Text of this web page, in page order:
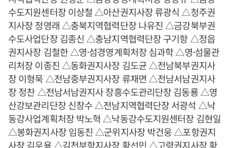
수도지원센터장 이상철 △아산권지사장 류광식 △청주권
지사장 정영래 △충북지역협력단장 나유진 △금강북부권
수도사업단장 김종신 △충남지역협력단장 구기항 △정읍
권지사장 김철한 △영·섬경영계획처장 심과학 △영·섬물관
리처장 이종진 △동화권지사장 김도균 △전남북부권지사
장 이형묵 △전남중부권지사장 류재면 △전남서남권지사
장 정찬 △전남서남권지사 장흥수도관리단장 김동룡 △영
산강보관리단장 신창수 △전남지역협력단장 서광석 △낙
동강사업계획처장 박노혁 △낙동강수도지원센터장 김현일
△봉화권지사장 임동진 △군위지사장 박건웅 △포항권지
사장 김우용 △김천부항지사장 황선민 △고령권지사장 황